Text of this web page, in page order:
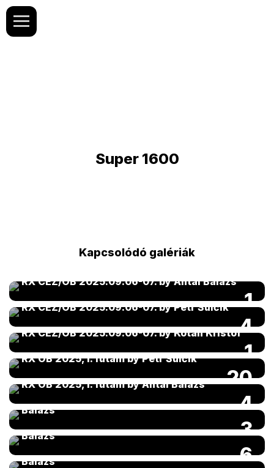
Super 1600
Kapcsolódó galériák
RX CEZ/OB 2025.09.06-07. by Antal Balázs
1
RX CEZ/OB 2025.09.06-07. by Petr Šulčík
4
RX CEZ/OB 2025.09.06-07. by Kotán Kristóf
1
RX OB 2025, I. futam by Petr Šulčík
20
RX OB 2025, I. futam by Antal Balázs
4
Balázs
3
Balázs
6
Balázs